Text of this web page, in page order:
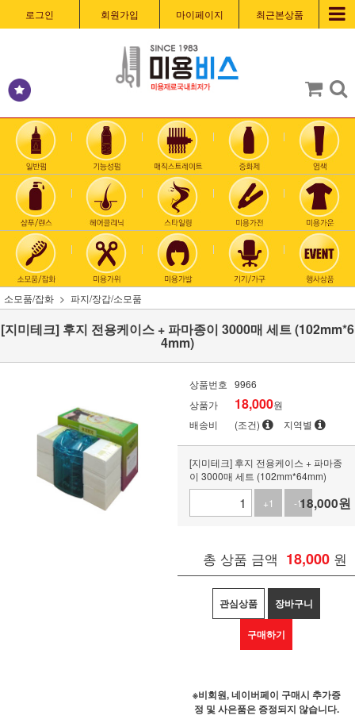
로그인 회원가입 마이페이지 최근본상품
소모품/잡화 파지/장갑/소모품
[지미테크] 후지 전용케이스 + 파마종이 3000매 세트 (102mm*6
4mm)
상품번호 9966
상품가
18,000원
배송비
(조건) 지역별
[지미테크] 후지 전용케이스 + 파마종
이 3000매 세트 (102mm*64mm)
+1
-118,000원
총 상품 금액 18,000 원
관심상품 장바구니
구매하기
※비회원, 네이버페이 구매시 추가증
정 및 사은품은 증정되지 않습니다.